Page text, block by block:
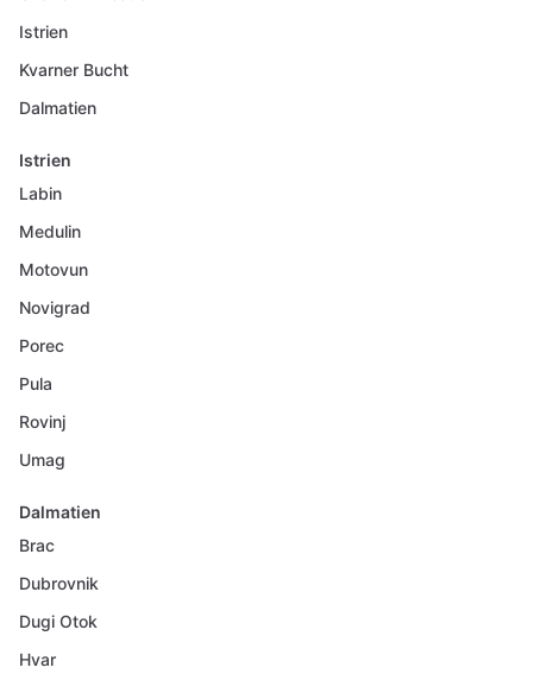
Istrien
Kvarner Bucht
Dalmatien
Istrien
Labin
Medulin
Motovun
Novigrad
Porec
Pula
Rovinj
Umag
Dalmatien
Brac
Dubrovnik
Dugi Otok
Hvar